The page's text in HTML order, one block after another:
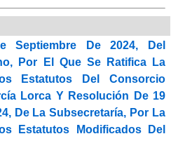
Septiembre De 2024, Del
Por El Que Se Ratifica La
Estatutos Del Consorcio
Lorca Y Resolución De 19
De La Subsecretaría, Por La
Estatutos Modificados Del